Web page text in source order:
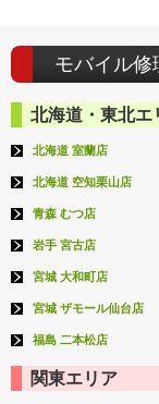
モバイル
北海道・東北エ
北海道 室蘭店
北海道 空知栗山店
青森 むつ店
岩手 宮古店
宮城 大和町店
宮城 ザモール仙台店
福島 二本松店
関東エリア